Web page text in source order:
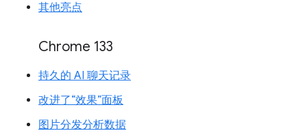
其他亮点
Chrome 133
持久的 AI 聊天记录
改进了“效果”面板
图片分发分析数据